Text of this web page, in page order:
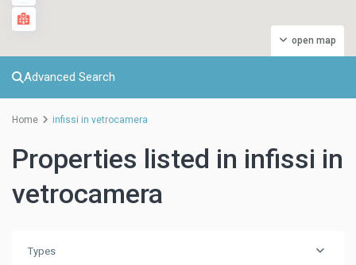
open map
Advanced Search
Home infissi in vetrocamera
Properties listed in infissi in
vetrocamera
Types